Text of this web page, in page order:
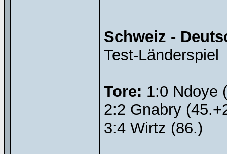
Schweiz -
Test-Länderspiel
Tore: 1:0 Ndoye
2:2 Gnabry
3:4 Wirtz (86.)